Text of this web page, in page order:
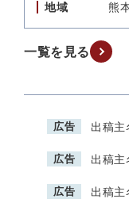
地域 熊
一覧を見る
広告 出稿主
広告 出稿主
広告 出稿主